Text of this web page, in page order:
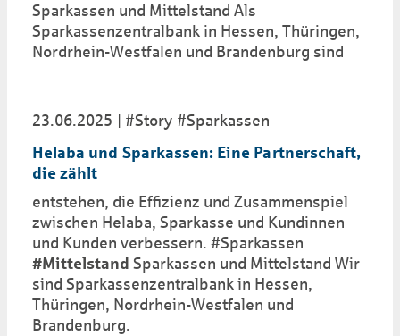
Sparkassen und Mittelstand Als
Sparkassenzentralbank in Hessen, Thüringen,
Nordrhein-Westfalen und Brandenburg sind
23.06.2025 #Story #Sparkassen
Helaba und Sparkassen: Eine Partnerschaft,
die zählt
entstehen, die Effizienz und Zusammenspiel
zwischen Helaba, Sparkasse und Kundinnen
und Kunden verbessern. #Sparkassen
#Mittelstand Sparkassen und Mittelstand Wir
sind Sparkassenzentralbank in Hessen,
Thüringen, Nordrhein-Westfalen und
Brandenburg.